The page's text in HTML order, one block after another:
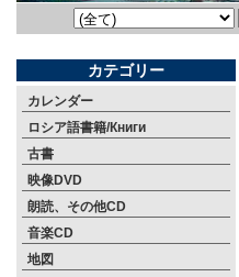
カテゴリー
カレンダー
ロシア語書籍/Книги
古書
映像DVD
朗読、その他CD
音楽CD
地図